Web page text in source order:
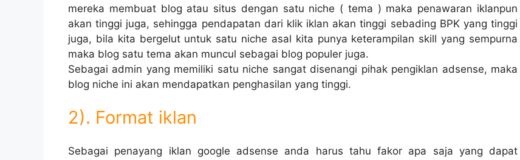
mereka membuat blog atau situs dengan satu niche ( tema ) maka penawaran iklanpun
akan tinggi juga, sehingga pendapatan dari klik iklan akan tinggi sebading BPK yang tinggi
juga, bila kita bergelut untuk satu niche asal kita punya keterampilan skill yang sempurna
maka blog satu tema akan muncul sebagai blog populer juga.
Sebagai admin yang memiliki satu niche sangat disenangi pihak pengiklan adsense, maka
blog niche ini akan mendapatkan penghasilan yang tinggi.
2). Format iklan
Sebagai penayang iklan google adsense anda harus tahu fakor apa saja yang dapat